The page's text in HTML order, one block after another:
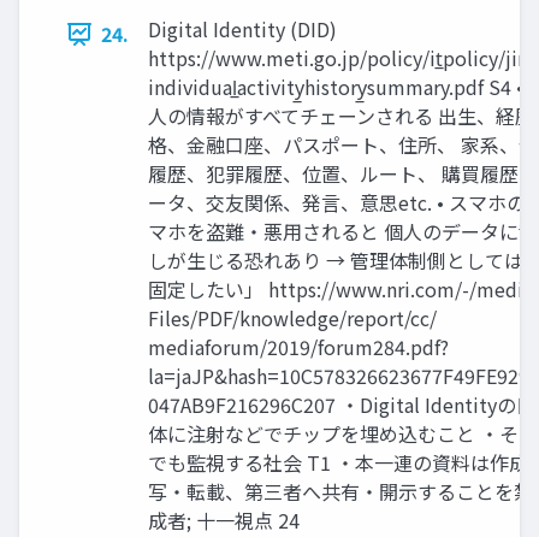
24.
Digital Identity (DID)
https://www.meti.go.jp/policy/it̲policy/
individual̲activity̲history̲summary.pdf S4 •
人の情報がすべてチェーンされる 出生、経
格、金融口座、パスポート、住所、 家系、
履歴、犯罪履歴、位置、ルート、 購買履歴
ータ、交友関係、発言、意思etc. • スマホの
マホを盗難・悪用されると 個人のデータに
しが生じる恐れあり → 管理体制側としては
固定したい」 https://www.nri.com/-/
Files/PDF/knowledge/report/cc/
mediaforum/2019/forum284.pdf?
la=jaJP&hash=10C578326623677F49FE929
047AB9F216296C207 ・Digital Identityの
体に注射などでチップを埋め込むこと ・そ
でも監視する社会 T1 ・本一連の資料は作成
写・転載、第三者へ共有・開示することを
成者; 十一視点 24